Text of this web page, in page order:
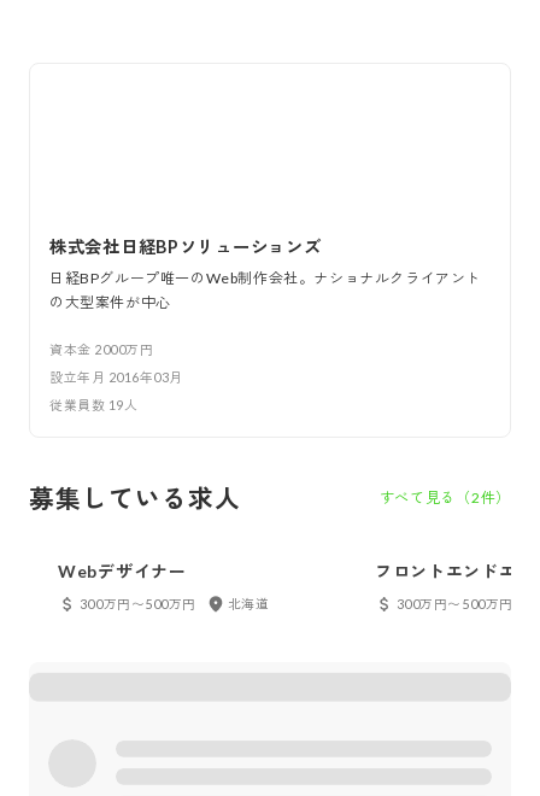
株式会社日経BPソリューションズ
日経BPグループ唯一のWeb制作会社。ナショナルクライアント
の大型案件が中心
資本金 2000万円
設立年月 2016年03月
従業員数 19 人
募集している求人 すべて見る（2件）
Webデザイナー
300万円〜500万円 北海道
フロントエンドエン
300万円〜500万円